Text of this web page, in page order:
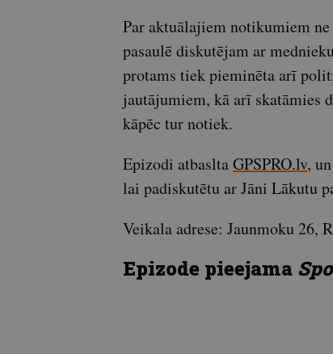
Par aktuālajiem notikumiem
pasaulē diskutējam ar
protams tiek pieminēta arī
jautājumiem, kā arī skatāmies
kāpēc tur notiek.
Epizodi atbasltaGPSPRO.lv,
lai padiskutētu ar Jāni Lākutu
Veikala adrese: Jaunmoku 26,
Epizode pieejama